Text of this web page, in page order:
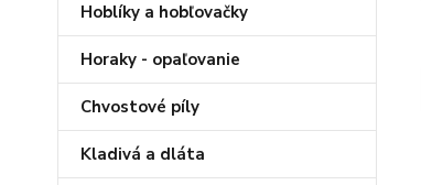
Hoblíky a hobľovačky
Horaky - opaľovanie
Chvostové píly
Kladivá a dláta